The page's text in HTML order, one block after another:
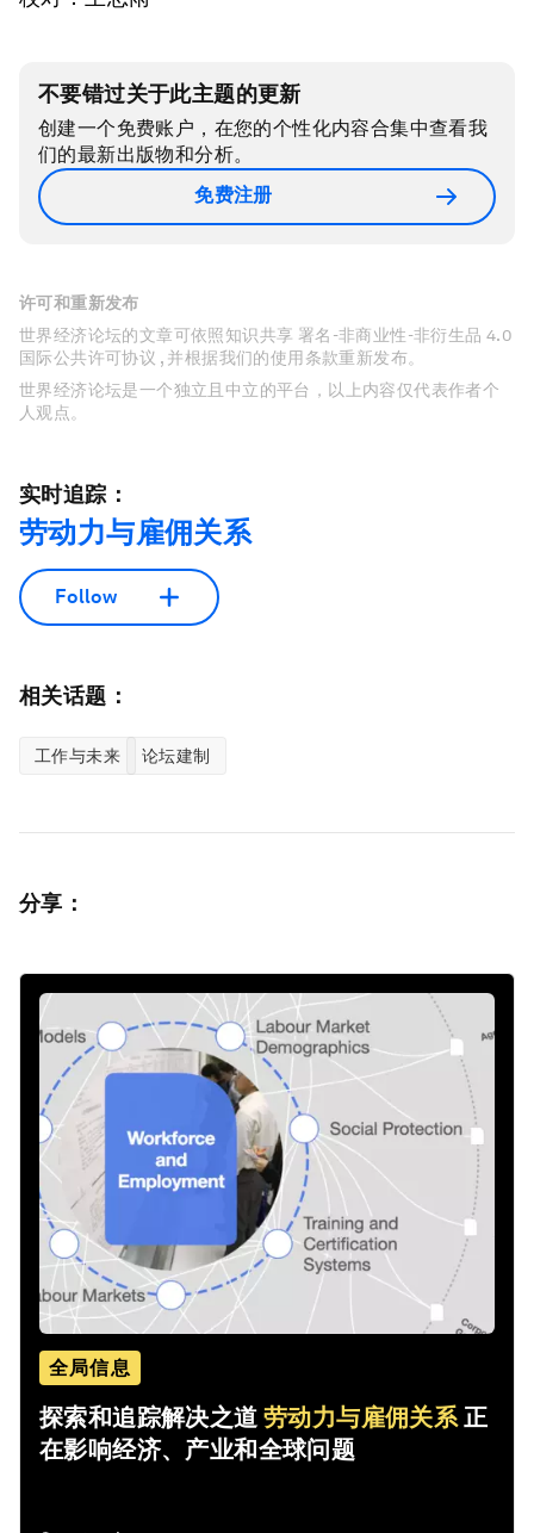
不要错过关于此主题的更新
创建一个免费账户，在您的个性化内容合集中查看我
们的最新出版物和分析。
免费注册
许可和重新发布
世界经济论坛的文章可依照知识共享 署名-非商业性-非衍生品 4.0
国际公共许可协议 , 并根据我们的使用条款重新发布。
世界经济论坛是一个独立且中立的平台，以上内容仅代表作者个
人观点。
实时追踪：
劳动力与雇佣关系
Follow
相关话题：
工作与未来 论坛建制
分享：
全局信息
探索和追踪解决之道劳动力与雇佣关系正
在影响经济、产业和全球问题